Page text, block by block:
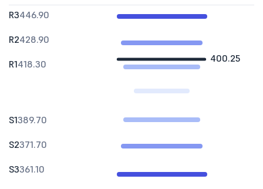
400.25
R3446.90
R2428.90
R1418.30
S1389.70
S2371.70
S3361.10